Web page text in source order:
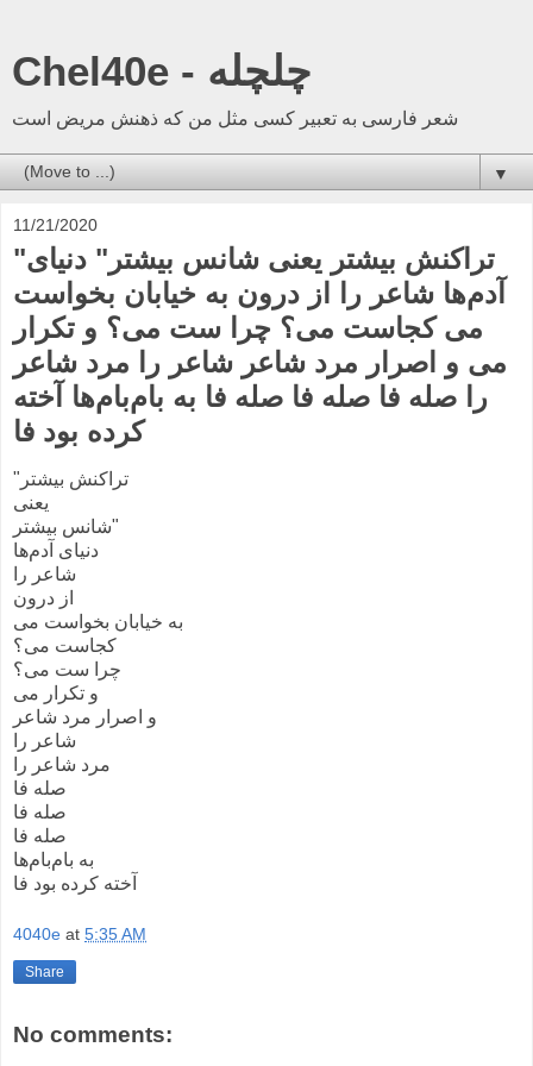
Chel40e - چلچله
شعر فارسی به تعبیر کسی مثل من که ذهنش مریض است
▼
11/21/2020
"تراکنش بیشتر یعنی شانس بیشتر" دنیای
آدم‌ها شاعر را از درون به خیابان بخواست
می کجاست می؟ چرا ست می؟ و تکرار
می و اصرار مرد شاعر شاعر را مرد شاعر
را صله فا صله فا صله فا به بام‌بام‌ها آخته
کرده بود فا
"تراکنش بیشتر
یعنی
شانس بیشتر"
دنیای آدم‌ها
شاعر را
از درون
به خیابان بخواست می
کجاست می؟
چرا ست می؟
و تکرار می
و اصرار مرد شاعر
شاعر را
مرد شاعر را
صله فا
صله فا
صله فا
به بام‌بام‌ها
آخته کرده بود فا
4040e at 5:35 AM
Share
No comments: